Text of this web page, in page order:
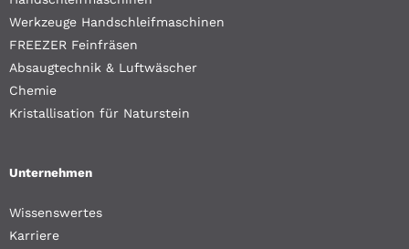
Werkzeuge Handschleifmaschinen
FREEZER Feinfräsen
Absaugtechnik & Luftwäscher
Chemie
Kristallisation für Naturstein
Unternehmen
Wissenswertes
Karriere